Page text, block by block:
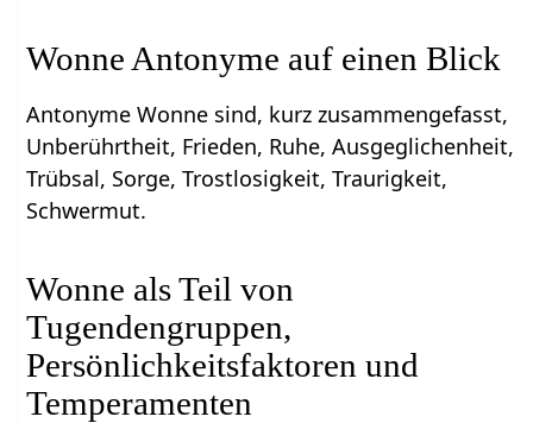
Wonne Antonyme auf einen Blick
Antonyme Wonne sind, kurz zusammengefasst,
Unberührtheit, Frieden, Ruhe, Ausgeglichenheit,
Trübsal, Sorge, Trostlosigkeit, Traurigkeit,
Schwermut.
Wonne als Teil von
Tugendengruppen,
Persönlichkeitsfaktoren und
Temperamenten